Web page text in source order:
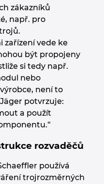
zákazníků
např. pro
zařízení vede ke
být propojeny
si tedy např.
nebo
není to
potvrzuje:
a použít
rozvaděčů
používá
trojrozměrných